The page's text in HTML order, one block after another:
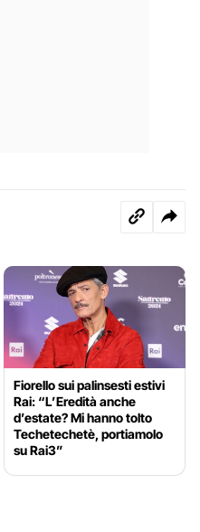
Fiorello sui palinsesti estivi
Rai: “L’Eredità anche
d’estate? Mi hanno tolto
Techetechetè, portiamolo
su Rai3”